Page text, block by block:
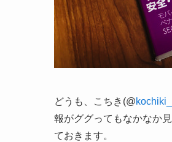
どうも、こちき(@kochiki_
報がググってもなかなか
ておきます。